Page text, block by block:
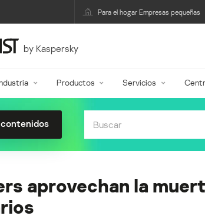
Para el hogar Empresas pequeñas
by Kaspersky
Productos Servicios
aprovechan la